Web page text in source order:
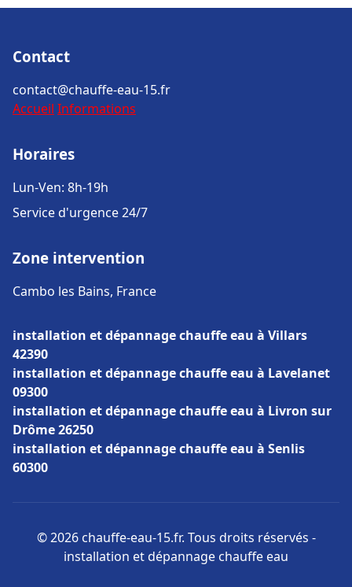
Contact
contact@chauffe-eau-15.fr
Accueil Informations
Horaires
Lun-Ven: 8h-19h
Service d'urgence 24/7
Zone intervention
Cambo les Bains, France
installation et dépannage chauffe eau à Villars
42390
installation et dépannage chauffe eau à Lavelanet
09300
installation et dépannage chauffe eau à Livron sur
Drôme 26250
installation et dépannage chauffe eau à Senlis
60300
© 2026 chauffe-eau-15.fr. Tous droits réservés -
installation et dépannage chauffe eau